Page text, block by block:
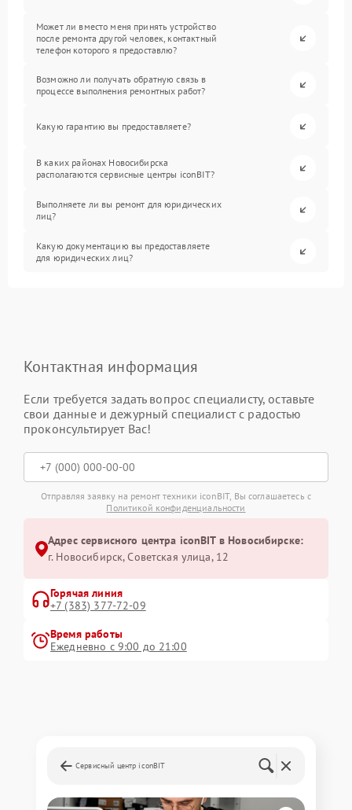
Может ли вместо меня принять устройство
после ремонта другой человек, контактный
телефон которого я предоставлю?
Возможно ли получать обратную связь в
процессе выполнения ремонтных работ?
Какую гарантию вы предоставляете?
В каких районах Новосибирска
располагаются сервисные центры iconBIT?
Выполняете ли вы ремонт для юридических
лиц?
Какую документацию вы предоставляете
для юридических лиц?
Контактная информация
Если требуется задать вопрос специалисту, оставьте
свои данные и дежурный специалист с радостью
проконсультирует Вас!
Отправляя заявку на ремонт техники iconBIT, Вы соглашаетесь с
Политикой конфиденциальности
Адрес сервисного центра iconBIT в Новосибирске:
г. Новосибирск, Советская улица, 12
Горячая линия
+7 (383) 377-72-09
Время работы
Ежедневно с 9:00 до 21:00
Сервисный центр iconBIT